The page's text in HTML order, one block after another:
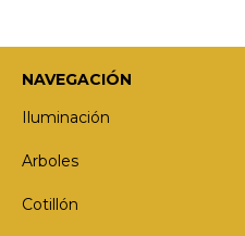
NAVEGACIÓN
Iluminación
Arboles
Cotillón